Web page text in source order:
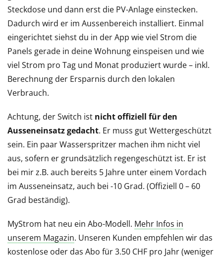
Steckdose und dann erst die PV-Anlage einstecken.
Dadurch wird er im Aussenbereich installiert. Einmal
eingerichtet siehst du in der App wie viel Strom die
Panels gerade in deine Wohnung einspeisen und wie
viel Strom pro Tag und Monat produziert wurde – inkl.
Berechnung der Ersparnis durch den lokalen
Verbrauch.
Achtung, der Switch ist nicht offiziell für den
Ausseneinsatz gedacht. Er muss gut Wettergeschützt
sein. Ein paar Wasserspritzer machen ihm nicht viel
aus, sofern er grundsätzlich regengeschützt ist. Er ist
bei mir z.B. auch bereits 5 Jahre unter einem Vordach
im Ausseneinsatz, auch bei -10 Grad. (Offiziell 0 – 60
Grad beständig).
MyStrom hat neu ein Abo-Modell. Mehr Infos in
unserem Magazin. Unseren Kunden empfehlen wir das
kostenlose oder das Abo für 3.50 CHF pro Jahr (weniger